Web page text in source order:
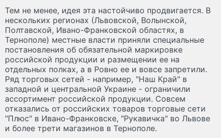
Тем не менее, идея эта настойчиво продвигается. В
нескольких регионах (Львовской, Волынской,
Полтавской, Ивано-Франковской областях, в
Тернополе) местные власти приняли специальные
постановления об обязательной маркировке
российской продукции и размещении ее на
отдельных полках, а в Ровно ее и вовсе запретили.
Ряд торговых сетей - например, "Наш Край" в
западной и центральной Украине - ограничили
ассортимент российской продукции. Совсем
отказались от российских товаров торговые сети
"Плюс" в Ивано-Франковске, "Рукавичка" во Львове
и более трети магазинов в Тернополе.